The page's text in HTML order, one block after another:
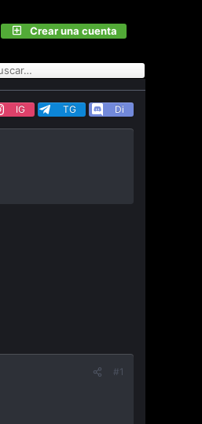
Crear una cuenta
IG TG Di
#1